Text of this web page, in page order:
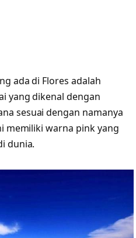
ada di Flores adalah
yang dikenal dengan
sesuai dengan namanya
memiliki warna pink yang
dunia.